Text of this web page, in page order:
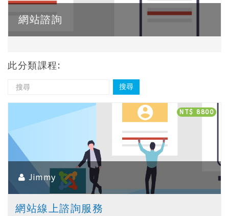
網站諮詢
此分類課程:
Jimmy
NT$ 8800
網站線上諮詢服務